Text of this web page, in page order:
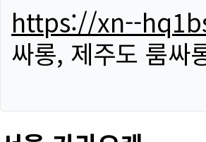
https://xn--
싸롱, 제주도 룸싸